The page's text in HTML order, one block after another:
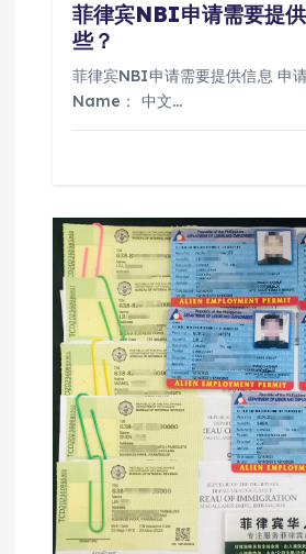
菲律宾NBI申请需要提
些？
菲律宾NBI申请需要提供信息 申
Name： 中文…